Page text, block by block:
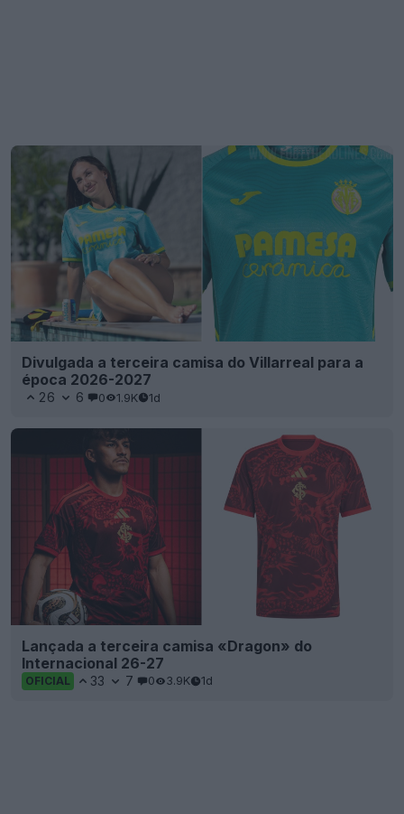
Divulgada a terceira camisa do Villarreal para a
época 2026-2027
26 6 0 1.9K 1d
Lançada a terceira camisa «Dragon» do
Internacional 26-27
OFICIAL 33 7 0 3.9K 1d